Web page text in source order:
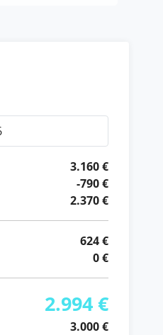
3.160 €
-790 €
2.370 €
624 €
0 €
2.994 €
3.000 €